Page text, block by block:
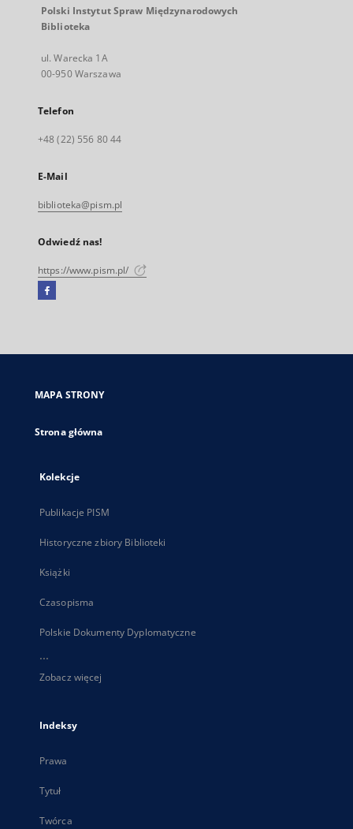
Polski Instytut Spraw Międzynarodowych
Biblioteka
ul. Warecka 1A
00-950 Warszawa
Telefon
+48 (22) 556 80 44
E-Mail
biblioteka@pism.pl
Odwiedź nas!
https://www.pism.pl/
Facebook
się
karcie
MAPA STRONY
Strona główna
Kolekcje
Publikacje PISM
Historyczne zbiory Biblioteki
Książki
Czasopisma
Polskie Dokumenty Dyplomatyczne
...
Zobacz więcej
Indeksy
Prawa
Tytuł
Twórca